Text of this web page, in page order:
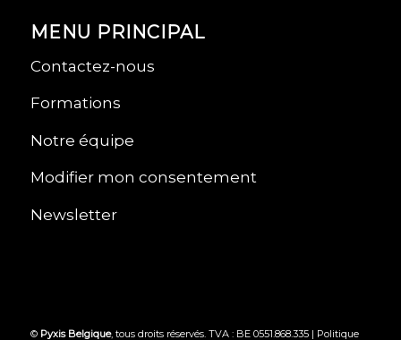
MENU PRINCIPAL
Contactez-nous
Formations
Notre équipe
Modifier mon consentement
Newsletter
© Pyxis Belgique, tous droits réservés. TVA : BE 0551.868.335 | Politique